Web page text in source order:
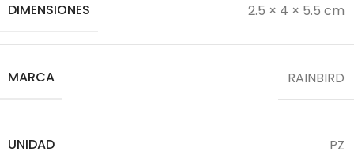
DIMENSIONES 2.5 × 4 × 5.5 cm
MARCA RAINBIRD
UNIDAD PZ